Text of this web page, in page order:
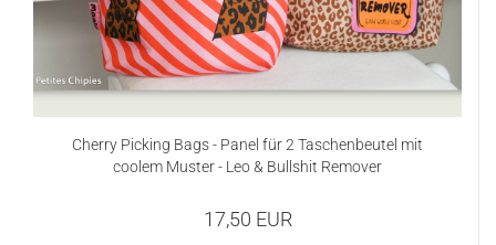
Cherry Picking Bags - Panel für 2 Taschenbeutel mit
coolem Muster - Leo & Bullshit Remover
17,50 EUR